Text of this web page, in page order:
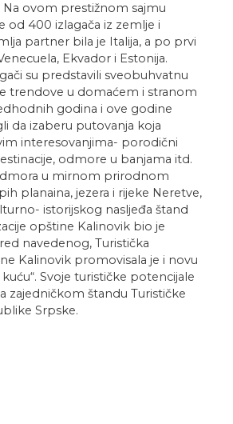
Na ovom prestižnom sajmu
od 400 izlagača iz zemlje i
partner bila je Italija, a po prvi
Ekvador i Estonija.
su predstavili sveobuhvatnu
trendove u domaćem i stranom
godina i ove godine
da izaberu putovanja koja
interesovanjima- porodični
odmore u banjama itd.
u mirnom prirodnom
planaina, jezera i rijeke Neretve,
istorijskog nasljeđa štand
opštine Kalinovik bio je
navedenog, Turistička
Kalinovik promovisala je i novu
kuću“. Svoje turističke potencijale
zajedničkom štandu Turističke
Srpske.